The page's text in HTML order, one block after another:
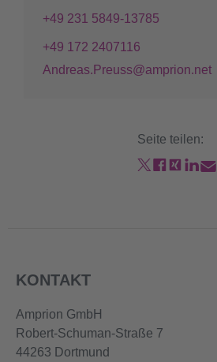
+49 231 5849-13785
+49 172 2407116
Andreas.Preuss@amprion.net
Seite teilen:
KONTAKT
Amprion GmbH
Robert-Schuman-Straße 7
44263 Dortmund